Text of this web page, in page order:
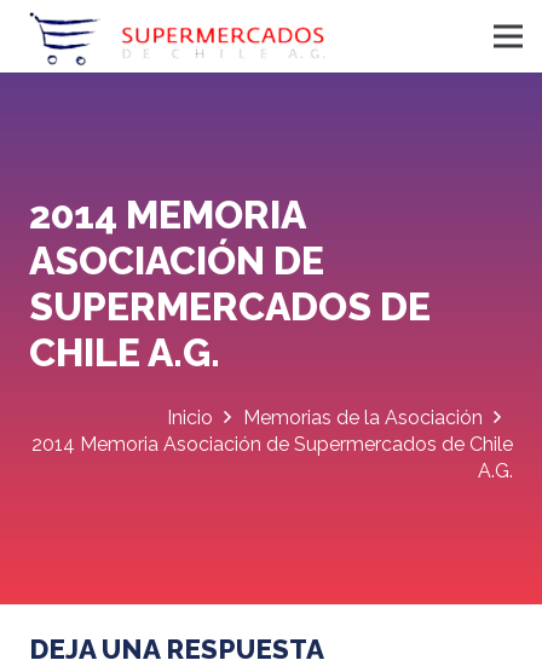
2014 MEMORIA
ASOCIACIÓN DE
SUPERMERCADOS DE
CHILE A.G.
Inicio
Memorias de la Asociación
2014 Memoria Asociación de Supermercados de Chile
A.G.
DEJA UNA RESPUESTA